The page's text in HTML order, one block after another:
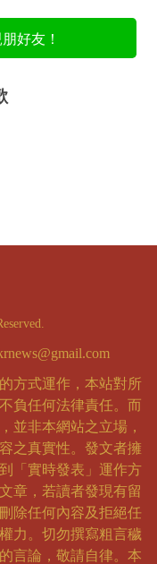
好友！
方式運作，本站對所
負任何法律責任。而
並非本網站之立場，
之真實性。發文者擁
「實時發表」運作方
章，若讀者發現有留
除任何內容及拒絕任
力。切勿撰寫粗言穢
言論，敬請自律。本